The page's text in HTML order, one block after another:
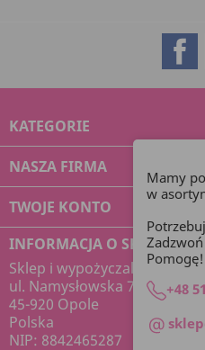
KATEGORIE
NASZA FIRMA
TWOJE KONTO
INFORMACJA O SKLEPIE
Sklep i wypożyczalnia
ul. Namysłowska 7
45-920 Opole
Polska
NIP: 8842465287
Mamy
w
Pomogę!
+48